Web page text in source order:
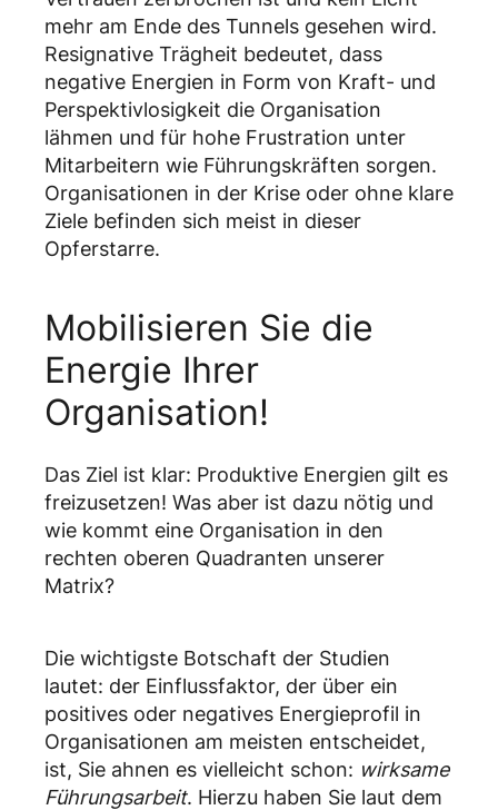
mehr am Ende des Tunnels gesehen wird.
Resignative Trägheit bedeutet, dass
negative Energien in Form von Kraft- und
Perspektivlosigkeit die Organisation
lähmen und für hohe Frustration unter
Mitarbeitern wie Führungskräften sorgen.
Organisationen in der Krise oder ohne klare
Ziele befinden sich meist in dieser
Opferstarre.
Mobilisieren Sie die
Energie Ihrer
Organisation!
Das Ziel ist klar: Produktive Energien gilt es
freizusetzen! Was aber ist dazu nötig und
wie kommt eine Organisation in den
rechten oberen Quadranten unserer
Matrix?
Die wichtigste Botschaft der Studien
lautet: der Einflussfaktor, der über ein
positives oder negatives Energieprofil in
Organisationen am meisten entscheidet,
ist, Sie ahnen es vielleicht schon: wirksame
Führungsarbeit. Hierzu haben Sie laut dem